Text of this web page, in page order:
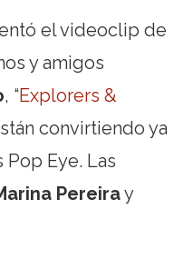
el videoclip de
y amigos
, “Explorers &
convirtiendo ya
Eye. Las
Pereiray